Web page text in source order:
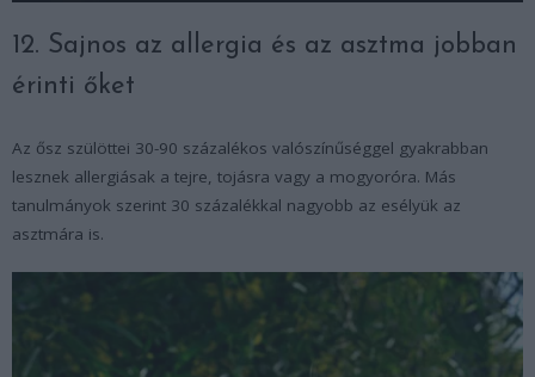
12. Sajnos az allergia és az asztma jobban
érinti őket
Az ősz szülöttei 30-90 százalékos valószínűséggel gyakrabban
lesznek allergiásak a tejre, tojásra vagy a mogyoróra. Más
tanulmányok szerint 30 százalékkal nagyobb az esélyük az
asztmára is.